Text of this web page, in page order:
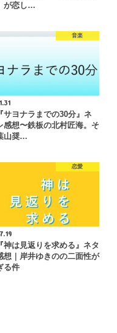
が恋し…
音楽
サヨナラまでの30分』ネ
感想〜鉄板の北村匠海。そ
山奨…
恋愛
神は見返りを求める』ネタ
想｜岸井ゆきのの二面性が
る件